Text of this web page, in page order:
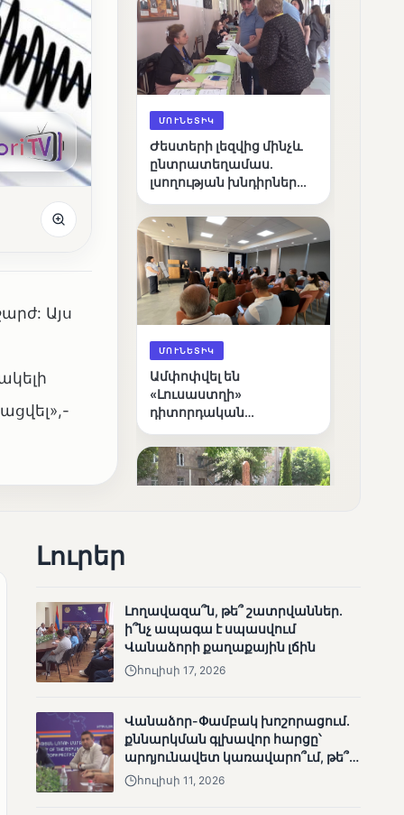
Այս
քաղաքական նպատակ
ՄՈՒՆԵՏԻԿ
Ժեստերի լեզվից մինչև
ընտրատեղամաս.
լսողության խնդիրներ
ճանապարհը
ՄՈՒՆԵՏԻԿ
Ամփոփվել են
«Լուսաստղի»
դիտորդական
արդյունքները
Ոչ միայն ընտրող, այլև
որոշում կայացնող
Լուրեր
Լողավազա՞ն, թե՞ շատրվաններ.
ի՞նչ ապագա է սպասվում
Վանաձորի քաղաքային լճին
հուլիսի 17, 2026
Վանաձոր-Փամբակ խոշորացում.
քննարկման գլխավոր հարցը՝
արդյունավետ կառավարո՞ւմ, թե՞
քաղաքական նպատակ
հուլիսի 11, 2026